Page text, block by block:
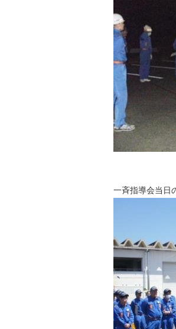
一斉指導会当日